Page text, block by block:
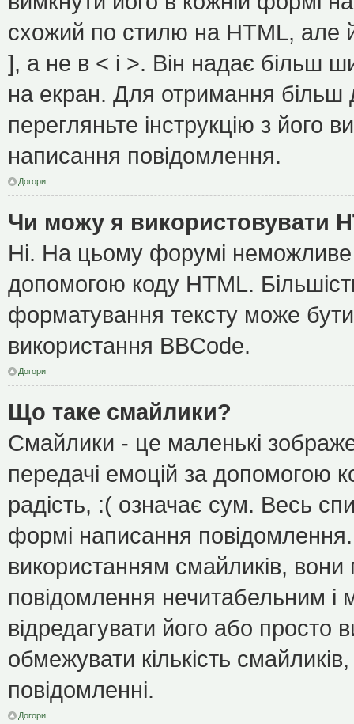
схожий по стилю на HTML, але
], а не в < і >. Він надає більш
на екран. Для отримання більш
перегляньте інструкцію з його
написання повідомлення.
Догори
Чи можу я використовувати
Ні. На цьому форумі
допомогою коду HTML.
форматування тексту може
використання BBCode.
Догори
Що таке смайлики?
Смайлики - це маленькі
передачі емоцій за допомогою
радість, :( означає сум. Весь
формі написання
використанням смайликів,
повідомлення нечитабельним
відредагувати його або
обмежувати кількість
повідомленні.
Догори